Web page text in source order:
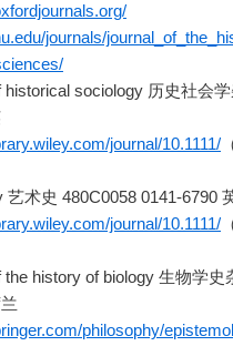
journals/
historical sociology 历史社会
journal/10.1111/
艺术史 480C0058 0141-6790
journal/10.1111/
the history of biology 生物学史
philosophy/